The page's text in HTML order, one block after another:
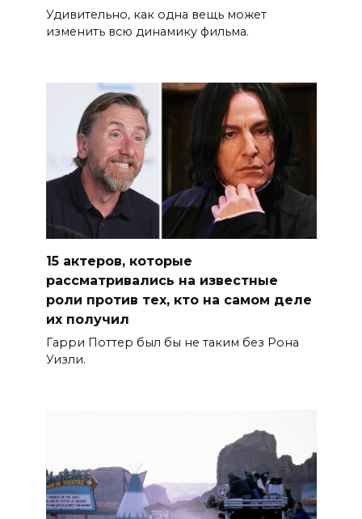
Удивительно, как одна вещь может
изменить всю динамику фильма.
15 актеров, которые
рассматривались на известные
роли против тех, кто на самом деле
их получил
Гарри Поттер был бы не таким без Рона
Уизли.